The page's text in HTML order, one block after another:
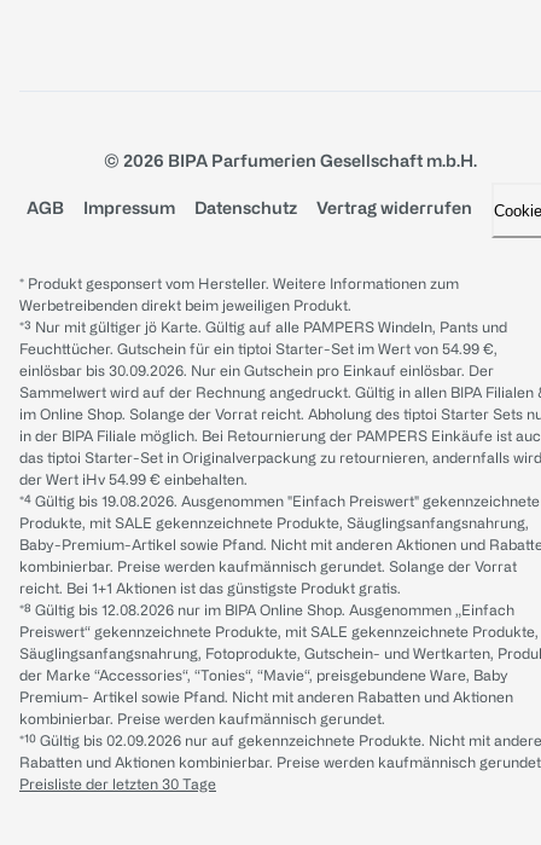
© 2026 BIPA Parfumerien Gesellschaft m.b.H.
AGB Impressum Datenschutz Vertrag widerrufen
* Produkt gesponsert vom Hersteller. Weitere Informationen zum
Werbetreibenden direkt beim jeweiligen Produkt.
*³ Nur mit gültiger jö Karte. Gültig auf alle PAMPERS Windeln, Pants und
Feuchttücher. Gutschein für ein tiptoi Starter-Set im Wert von 54.99 €,
einlösbar bis 30.09.2026. Nur ein Gutschein pro Einkauf einlösbar. Der
Sammelwert wird auf der Rechnung angedruckt. Gültig in allen BIPA Filialen
im Online Shop. Solange der Vorrat reicht. Abholung des tiptoi Starter Sets
in der BIPA Filiale möglich. Bei Retournierung der PAMPERS Einkäufe ist
das tiptoi Starter-Set in Originalverpackung zu retournieren, andernfalls wird
der Wert iHv 54.99 € einbehalten.
*⁴ Gültig bis 19.08.2026. Ausgenommen "Einfach Preiswert" gekennzeichnete
Produkte, mit SALE gekennzeichnete Produkte, Säuglingsanfangsnahrung,
Baby-Premium-Artikel sowie Pfand. Nicht mit anderen Aktionen und
kombinierbar. Preise werden kaufmännisch gerundet. Solange der Vorrat
reicht. Bei 1+1 Aktionen ist das günstigste Produkt gratis.
*⁸ Gültig bis 12.08.2026 nur im BIPA Online Shop. Ausgenommen „Einfach
Preiswert“ gekennzeichnete Produkte, mit SALE gekennzeichnete Produkte,
Säuglingsanfangsnahrung, Fotoprodukte, Gutschein- und Wertkarten,
der Marke “Accessories“, “Tonies“, “Mavie“, preisgebundene Ware, Baby
Premium- Artikel sowie Pfand. Nicht mit anderen Rabatten und Aktionen
kombinierbar. Preise werden kaufmännisch gerundet.
*¹⁰ Gültig bis 02.09.2026 nur auf gekennzeichnete Produkte. Nicht mit
Rabatten und Aktionen kombinierbar. Preise werden kaufmännisch
Preisliste der letzten 30 Tage